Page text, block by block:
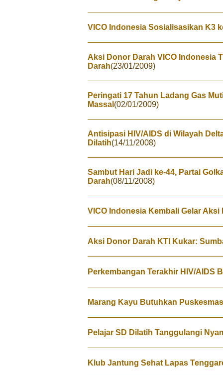
VICO Indonesia Sosialisasikan K3
Aksi Donor Darah VICO Indonesia
Darah(23/01/2009)
Peringati 17 Tahun Ladang Gas
Massal (02/01/2009)
Antisipasi HIV/AIDS di Wilayah
Dilatih(14/11/2008)
Sambut Hari Jadi ke-44, Partai
Darah(08/11/2008)
VICO Indonesia Kembali Gelar Aksi
Aksi Donor Darah KTI Kukar:
Perkembangan Terakhir HIV/AIDS
Marang Kayu Butuhkan
Pelajar SD Dilatih Tanggulangi
Klub Jantung Sehat Lapas